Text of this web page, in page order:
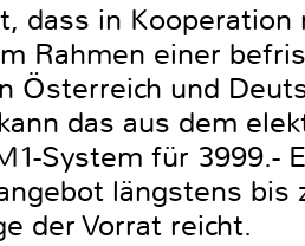
dass in
Rahmen einer
Österreich und
das aus dem
System für 3999.-
längstens
der Vorrat reicht.